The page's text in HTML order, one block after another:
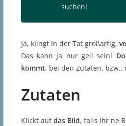
suchen!
Ja, klingt in der Tat großartig,
Das kann ja nur geil sein!
kommt, bei den Zutaten,
Zutaten
Klickt aufdas Bild, falls ihr ne